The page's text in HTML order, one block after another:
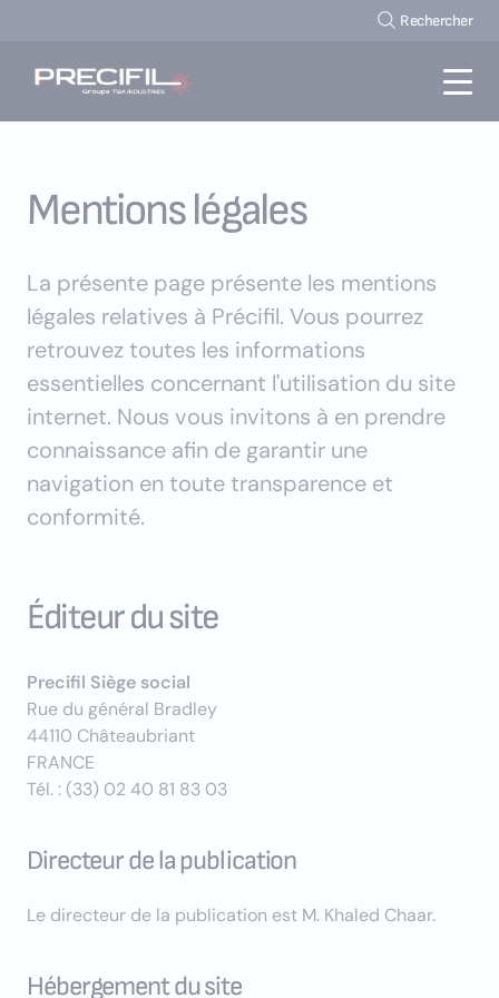
Rechercher
Mentions légales
La présente page présente les mentions
légales relatives à Précifil. Vous pourrez
retrouvez toutes les informations
essentielles concernant l'utilisation du site
internet. Nous vous invitons à en prendre
connaissance afin de garantir une
navigation en toute transparence et
conformité.
Éditeur du site
Precifil Siège social
Rue du général Bradley
44110 Châteaubriant
FRANCE
Tél. : (33) 02 40 81 83 03
Directeur de la publication
Le directeur de la publication est M. Khaled Chaar.
Hébergement du site